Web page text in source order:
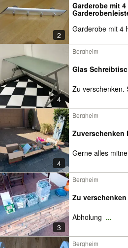
2
Garderobe mit
Garderobe mit 4
4
Bergheim
Glas
Zu verschenken.
4
Bergheim
Zuverschenken
Gerne alles
3
Bergheim
Zu verschenken
Abholung ...
Bergheim